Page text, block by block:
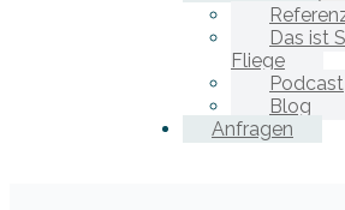
Das ist
Fliege
Podcast
Blog
Anfragen